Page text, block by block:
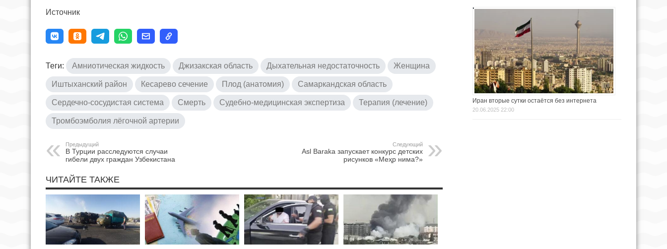
Источник
Теги: Амниотическая жидкость Джизакская область Дыхательная недостаточность Женщина
Иштыханский район Кесарево сечение Плод (анатомия) Самаркандская область
Сердечно-сосудистая система Смерть Судебно-медицинская экспертиза Терапия (лечение)
Тромбоэмболия лёгочной артерии
Предыдущий
В Турции расследуются случаи
гибели двух граждан Узбекистана
Следующий
Asl Baraka запускает конкурс детских
рисунков «Меҳр нима?»
ЧИТАЙТЕ ТАКЖЕ
Иран вторые сутки остаётся без интернета
20.06.2025 22:00